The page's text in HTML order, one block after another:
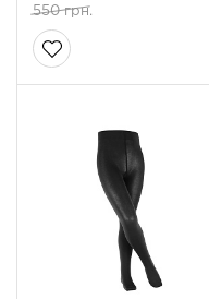
550 грн.